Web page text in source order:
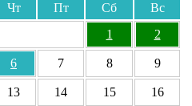
Чт Пт Сб
Вс
1
2
6 7 8 9
13 14 15 16